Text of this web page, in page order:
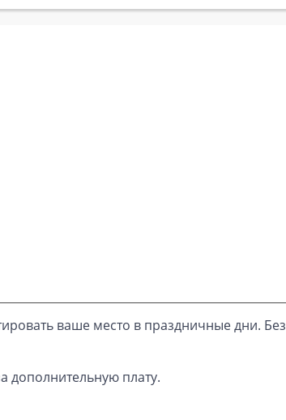
ваше место в праздничные дни. Без
дополнительную плату.